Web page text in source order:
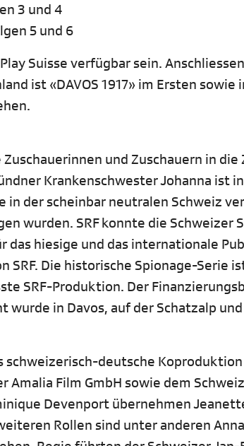
3 und 4
5 und 6
Suisse verfügbar sein.
ist «DAVOS 1917» im Ersten sowie
Zuschauerinnen und Zuschauern in
Krankenschwester Johanna ist
der scheinbar neutralen Schweiz
wurden. SRF konnte die Schweizer
das hiesige und das internationale
SRF. Die historische Spionage-Serie
SRF-Produktion. Der
wurde in Davos, auf der Schatzalp
schweizerisch-deutsche
Film GmbH sowie dem
Devenport übernehmen
Rollen sind unter anderen